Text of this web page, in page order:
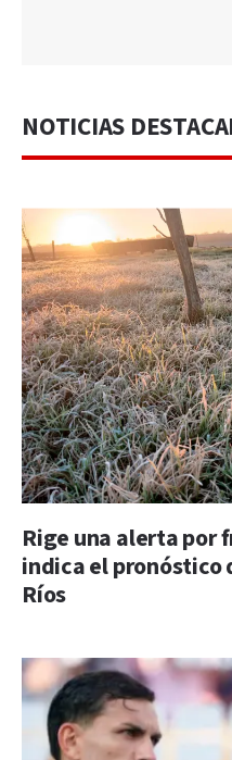
NOTICIAS
Rige una alerta por
indica el pronóstico
Ríos